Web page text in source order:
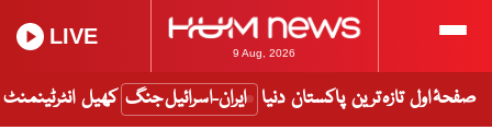
9 Aug, 2026
LIVE
صفحۂ اول تازہ ترین پاکستان دنیا ایران-اسرائیل جنگ کھیل انٹرٹینمنٹ